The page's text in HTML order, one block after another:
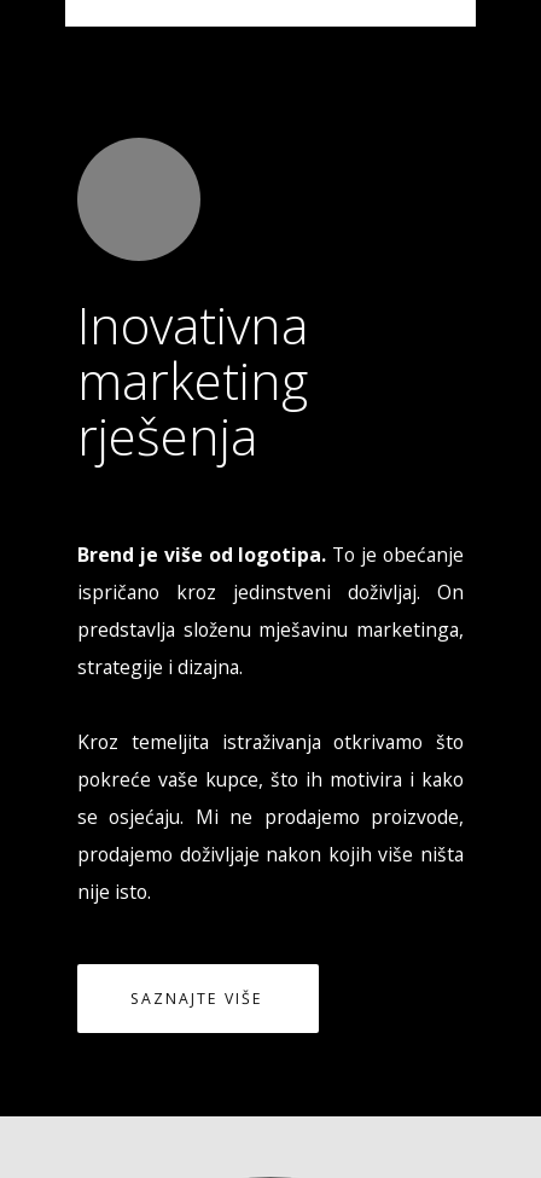
Inovativna
marketing
rješenja
Brend je više od logotipa. To je obećanje
ispričano kroz jedinstveni doživljaj. On
predstavlja složenu mješavinu marketinga,
strategije i dizajna.
Kroz temeljita istraživanja otkrivamo što
pokreće vaše kupce, što ih motivira i kako
se osjećaju. Mi ne prodajemo proizvode,
prodajemo doživljaje nakon kojih više ništa
nije isto.
SAZNAJTE VIŠE